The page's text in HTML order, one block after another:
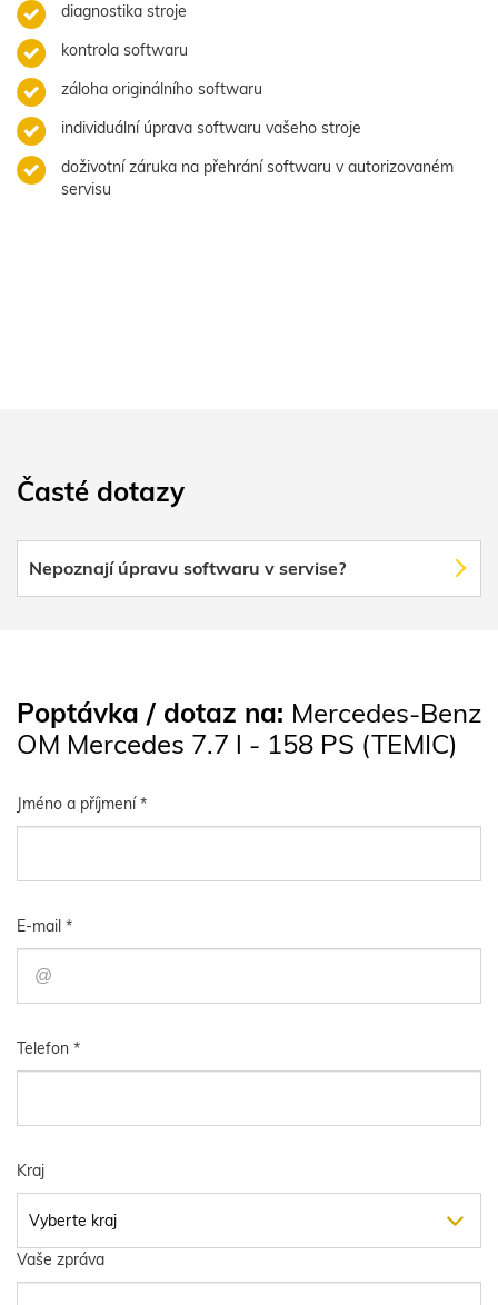
diagnostika stroje
kontrola softwaru
záloha originálního softwaru
individuální úprava softwaru vašeho stroje
doživotní záruka na přehrání softwaru v autorizovaném
servisu
Časté dotazy
Nepoznají úpravu softwaru v servise?
Poptávka / dotaz na: Mercedes-Benz
OM Mercedes 7.7 l - 158 PS (TEMIC)
Jméno a příjmení *
E-mail *
Telefon *
Kraj
Vaše zpráva